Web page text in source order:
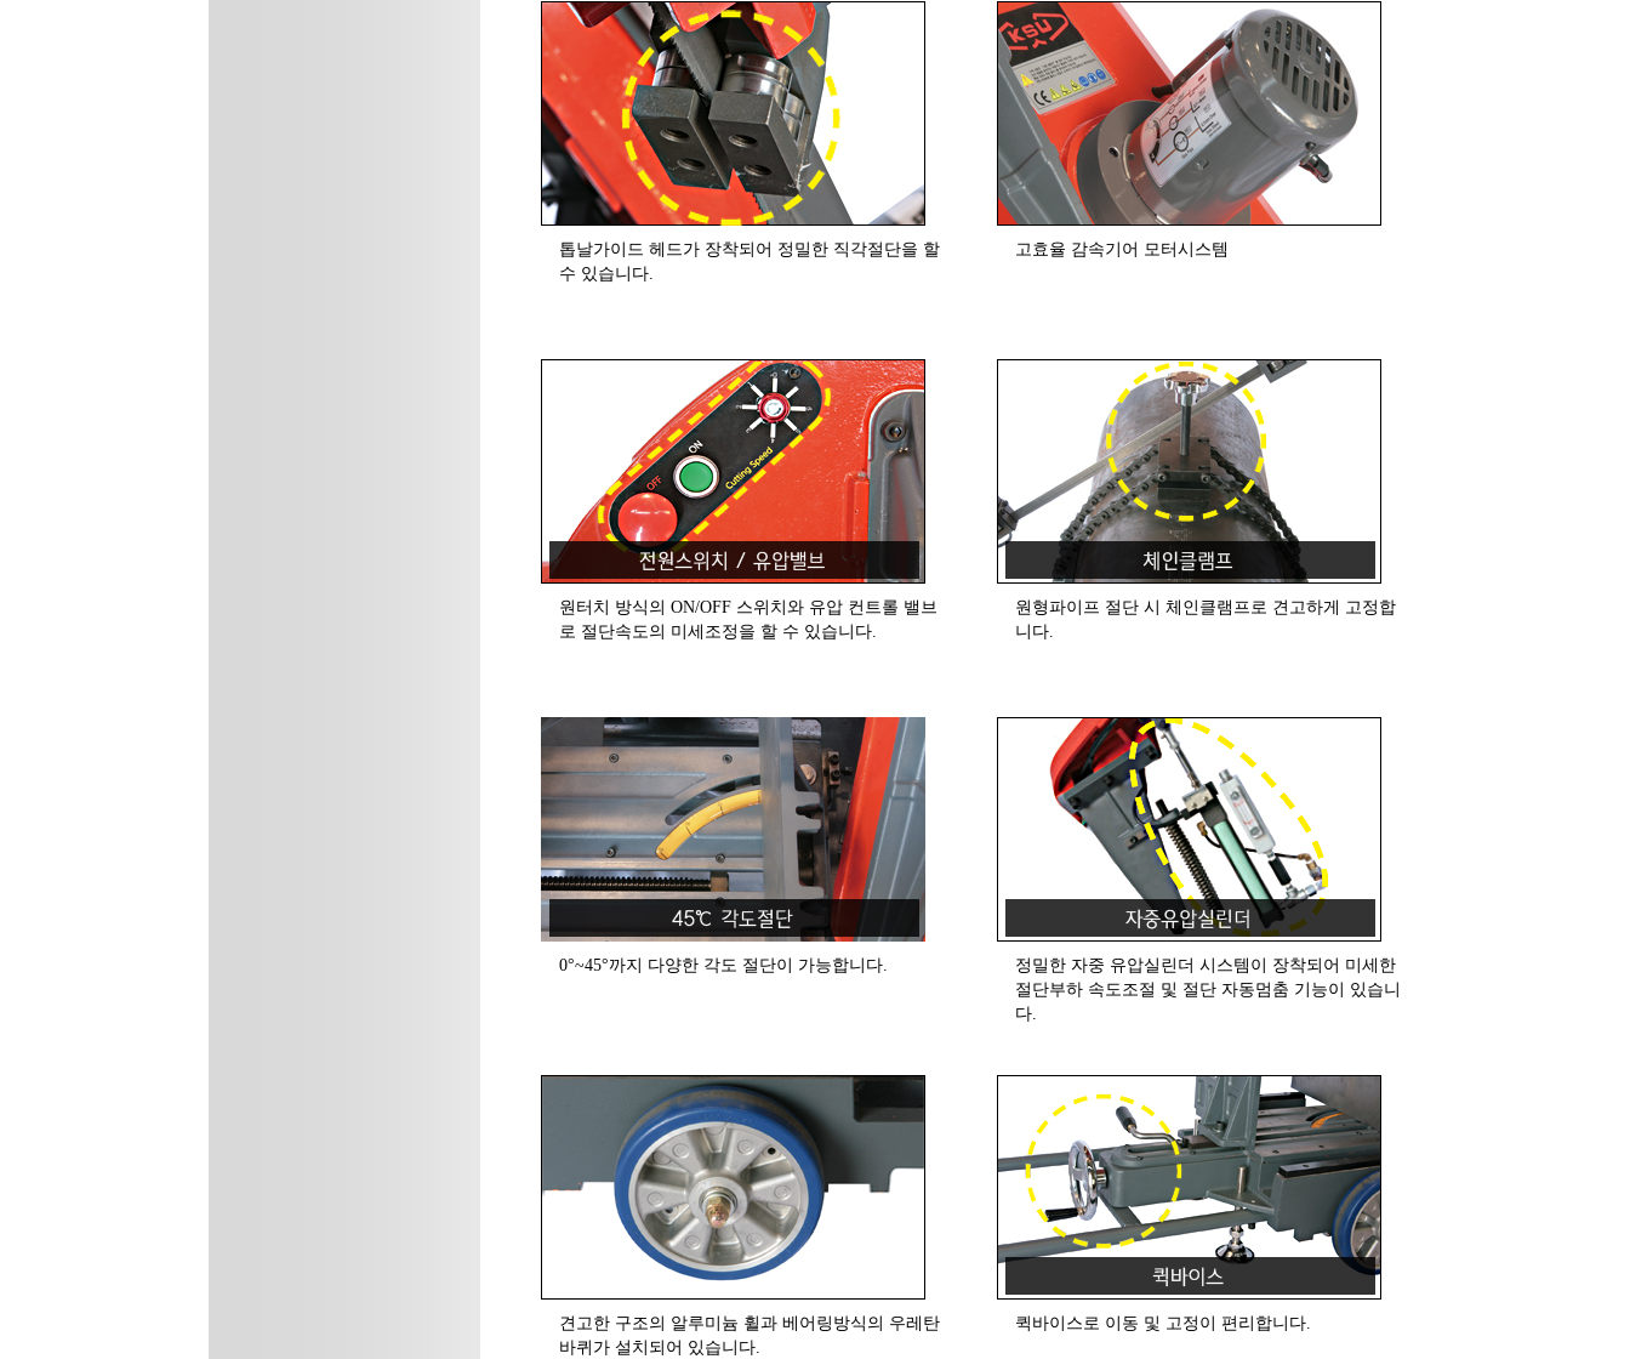
톱날가이드 헤드가 장착되어 정밀한 직각절단을 할
수 있습니다.
고효율 감속기어 모터시스템
원터치 방식의 ON/OFF 스위치와 유압 컨트롤 밸브
로 절단속도의 미세조정을 할 수 있습니다.
원형파이프 절단 시 체인클램프로 견고하게 고정합
니다.
0°~45°까지 다양한 각도 절단이 가능합니다.
정밀한 자중 유압실린더 시스템이 장착되어 미세한
절단부하 속도조절 및 절단 자동멈춤 기능이 있습니
다.
견고한 구조의 알루미늄 휠과 베어링방식의 우레탄
바퀴가 설치되어 있습니다.
퀵바이스로 이동 및 고정이 편리합니다.